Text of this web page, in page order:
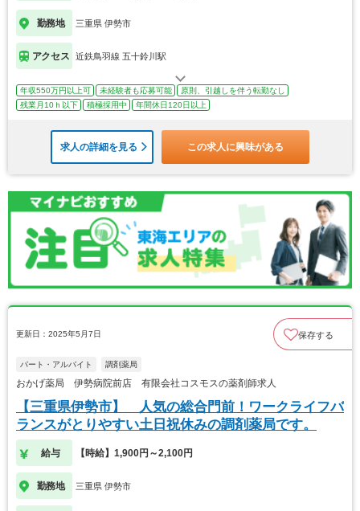
勤務地 三重県 伊勢市
アクセス 近鉄鳥羽線 五十鈴川駅
年収550万円以上可 未経験者も応募可能
原則、引越しを伴う転勤なし
残業月10ｈ以下
積極採用中 年間休日120日以上
求人の詳細を見る この求人に興味がある
更新日：2025年5月7日 保存する
パート・アルバイト 調剤薬局
おかげ薬局 伊勢病院前店 有限会社コスモスの薬剤師求人
【三重県伊勢市】 人気の総合門前！ワークライフバ
ランスがとりやすい土日祝休みの調剤薬局です。
給与 【時給】1,900円～2,100円
勤務地 三重県 伊勢市